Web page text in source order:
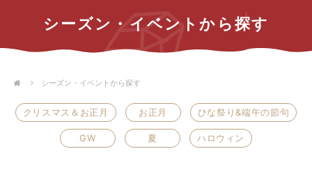
シーズン・イベントから探す
シーズン・イベントから探す
クリスマス＆お正月 お正月 ひな祭り&端午の節句
GW 夏 ハロウィン